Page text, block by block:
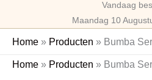
Vandaag
Maandag 10
Home » Producten » Bumba
Home » Producten » Bumba
Bumba